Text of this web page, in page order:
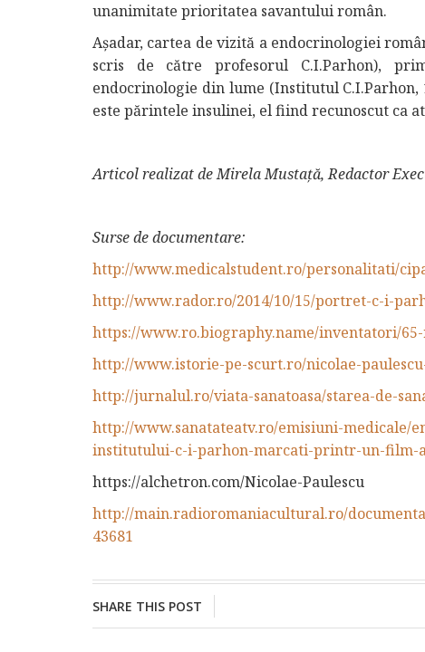
unanimitate prioritatea savantului român.
Așadar, cartea de vizită a endocrinologiei
scris de către profesorul C.I.Parhon),
endocrinologie din lume (Institutul C.I.Parhon,
este părintele insulinei, el fiind recunoscut ca
Articol realizat de Mirela Mustață, Redactor
Surse de documentare:
http://www.medicalstudent.ro/personalitati/
http://www.rador.ro/2014/10/15/portret-c-i-
https://www.ro.biography.name/inventatori/
http://www.istorie-pe-scurt.ro/nicolae-
http://jurnalul.ro/viata-sanatoasa/starea-de-
http://www.sanatateatv.ro/emisiuni-medicale/
institutului-c-i-parhon-marcati-printr-un-film-
https://alchetron.com/Nicolae-Paulescu
http://main.radioromaniacultural.ro/
43681
SHARE THIS POST